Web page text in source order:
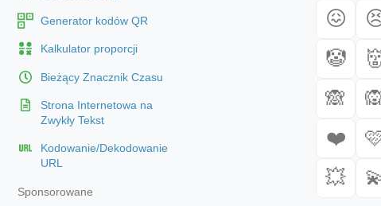
Generator kodów QR
Kalkulator proporcji
Bieżący Znacznik Czasu
Strona Internetowa na
Zwykły Tekst
Kodowanie/Dekodowanie
URL
Sponsorowane
😖
🤡
🙈
❤️
💥